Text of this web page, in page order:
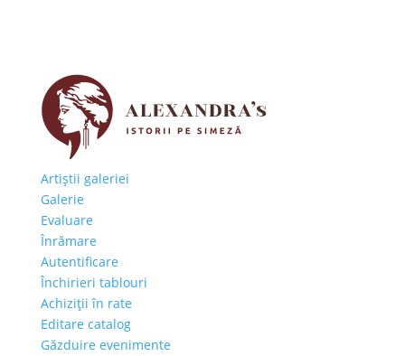
Artiştii galeriei
Galerie
Evaluare
Înrămare
Autentificare
Închirieri tablouri
Achiziţii în rate
Editare catalog
Găzduire evenimente